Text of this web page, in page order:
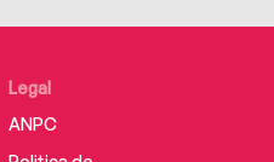
Legal
ANPC